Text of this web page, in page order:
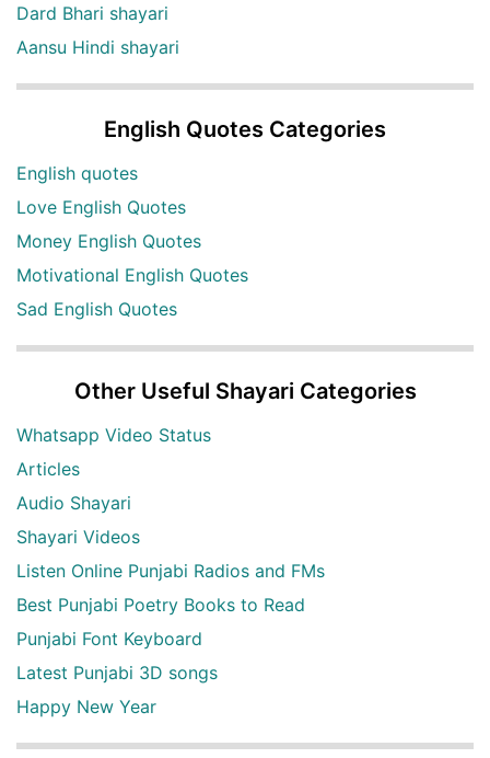
Dard Bhari shayari
Aansu Hindi shayari
English Quotes Categories
English quotes
Love English Quotes
Money English Quotes
Motivational English Quotes
Sad English Quotes
Other Useful Shayari Categories
Whatsapp Video Status
Articles
Audio Shayari
Shayari Videos
Listen Online Punjabi Radios and FMs
Best Punjabi Poetry Books to Read
Punjabi Font Keyboard
Latest Punjabi 3D songs
Happy New Year